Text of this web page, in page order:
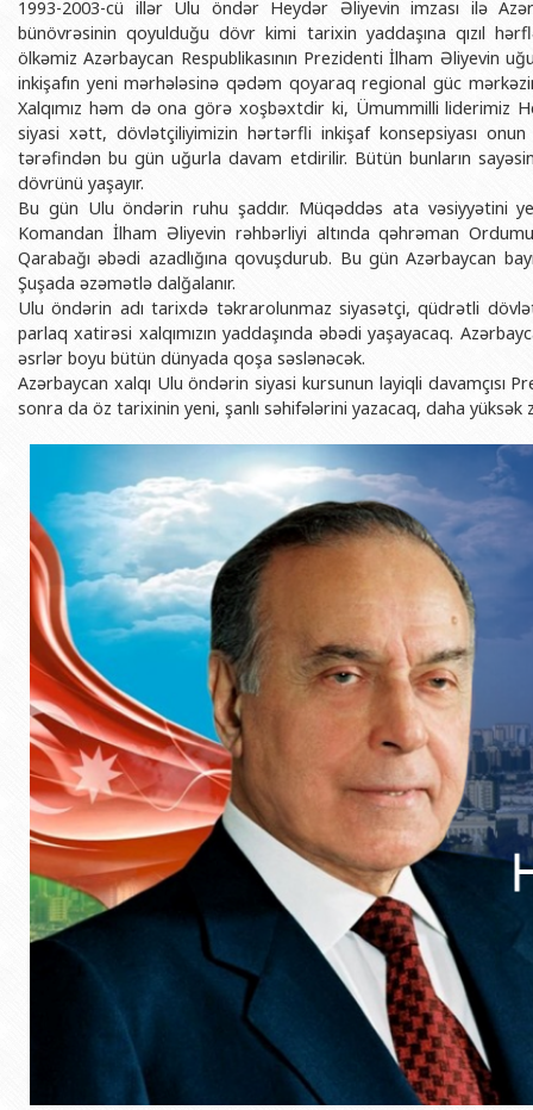
1993-2003-cü illər Ulu öndər Heydər Əliyevin imzası ilə
bünövrəsinin qoyulduğu dövr kimi tarixin yaddaşına qızıl
ölkəmiz Azərbaycan Respublikasının Prezidenti İlham Əliyevin
inkişafın yeni mərhələsinə qədəm qoyaraq regional güc
Xalqımız həm də ona görə xoşbəxtdir ki, Ümummilli liderimiz
siyasi xətt, dövlətçiliyimizin hərtərfli inkişaf konsepsiyası
tərəfindən bu gün uğurla davam etdirilir. Bütün bunların
dövrünü yaşayır.
Bu gün Ulu öndərin ruhu şaddır. Müqəddəs ata vəsiyyətini
Komandan İlham Əliyevin rəhbərliyi altında qəhrəman
Qarabağı əbədi azadlığına qovuşdurub. Bu gün Azərbaycan
Şuşada əzəmətlə dalğalanır.
Ulu öndərin adı tarixdə təkrarolunmaz siyasətçi, qüdrətli
parlaq xatirəsi xalqımızın yaddaşında əbədi yaşayacaq.
əsrlər boyu bütün dünyada qoşa səslənəcək.
Azərbaycan xalqı Ulu öndərin siyasi kursunun layiqli davamçısı
sonra da öz tarixinin yeni, şanlı səhifələrini yazacaq, daha yüksək